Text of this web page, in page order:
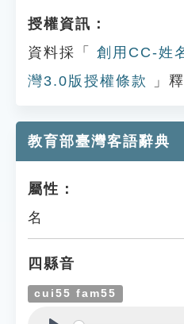
授權資訊：
資料採「
創用CC-姓
灣3.0版授權條款
」
教育部臺灣客語辭典
屬性：
名
四縣音
cui55 fam55